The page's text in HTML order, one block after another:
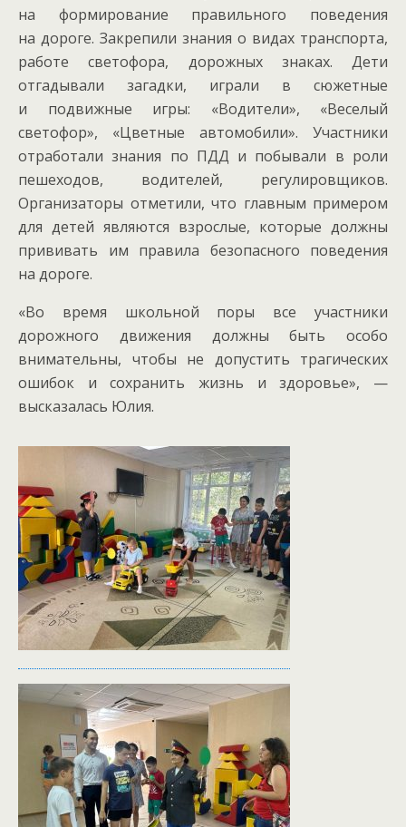
на формирование правильного поведения
на дороге. Закрепили знания о видах транспорта,
работе светофора, дорожных знаках. Дети
отгадывали загадки, играли в сюжетные
и подвижные игры: «Водители», «Веселый
светофор», «Цветные автомобили». Участники
отработали знания по ПДД и побывали в роли
пешеходов, водителей, регулировщиков.
Организаторы отметили, что главным примером
для детей являются взрослые, которые должны
прививать им правила безопасного поведения
на дороге.
«Во время школьной поры все участники
дорожного движения должны быть особо
внимательны, чтобы не допустить трагических
ошибок и сохранить жизнь и здоровье», —
высказалась Юлия.